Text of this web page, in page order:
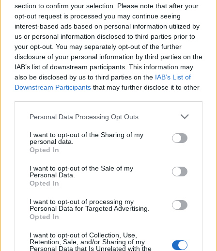
section to confirm your selection. Please note that after your
opt-out request is processed you may continue seeing
interest-based ads based on personal information utilized by
us or personal information disclosed to third parties prior to
your opt-out. You may separately opt-out of the further
disclosure of your personal information by third parties on the
IAB’s list of downstream participants. This information may
also be disclosed by us to third parties on the IAB’s List of
Downstream Participants that may further disclose it to other
Personal Data Processing Opt Outs
I want to opt-out of the Sharing of my
personal data.
Opted In
I want to opt-out of the Sale of my
Personal Data.
Opted In
I want to opt-out of processing my
Personal Data for Targeted Advertising.
Opted In
I want to opt-out of Collection, Use,
Retention, Sale, and/or Sharing of my
Personal Data that Is Unrelated with the
Advertorial
Περισσότερα από το
Apollo Global Management:
Εξαγοράζει την EasyJet έναντι 7,7
Στέλιου Χατζηιωάννου
Σαμοθράκη: Σε λειτουργία η
πλατφόρμα myBusinessSupport
επιχειρήσεων
06/08/26|18:07
Ο Όμιλος Qualco επεκτείνει τη
δραστηριότητά του στην ΑΙ με